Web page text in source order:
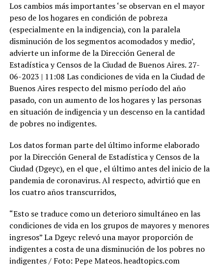
Los cambios más importantes ‘se observan en el mayor
peso de los hogares en condición de pobreza
(especialmente en la indigencia), con la paralela
disminución de los segmentos acomodados y medio’,
advierte un informe de la Dirección General de
Estadística y Censos de la Ciudad de Buenos Aires. 27-
06-2023 | 11:08 Las condiciones de vida en la Ciudad de
Buenos Aires respecto del mismo período del año
pasado, con un aumento de los hogares y las personas
en situación de indigencia y un descenso en la cantidad
de pobres no indigentes.
Los datos forman parte del último informe elaborado
por la Dirección General de Estadística y Censos de la
Ciudad (Dgeyc), en el que , el último antes del inicio de la
pandemia de coronavirus. Al respecto, advirtió que en
los cuatro años transcurridos,
“Esto se traduce como un deterioro simultáneo en las
condiciones de vida en los grupos de mayores y menores
ingresos” La Dgeyc relevó una mayor proporción de
indigentes a costa de una disminución de los pobres no
indigentes / Foto: Pepe Mateos. headtopics.com